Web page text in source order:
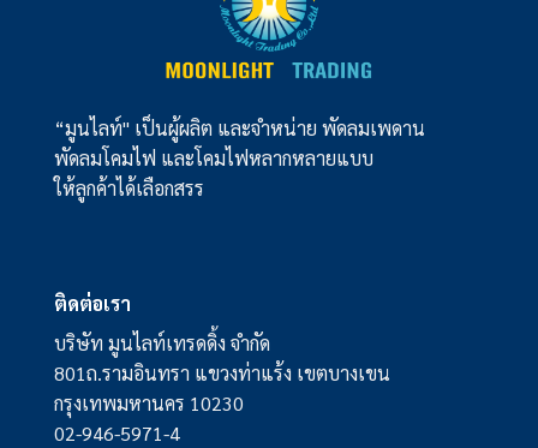
“มูนไลท์" เป็นผู้ผลิต และจำหน่าย พัดลมเพดาน
พัดลมโคมไฟ และโคมไฟหลากหลายแบบ
ให้ลูกค้าได้เลือกสรร
ติดต่อเรา
บริษัท มูนไลท์เทรดดิ้ง จำกัด
801ถ.รามอินทรา แขวงท่าแร้ง เขตบางเขน
กรุงเทพมหานคร 10230
02-946-5971-4